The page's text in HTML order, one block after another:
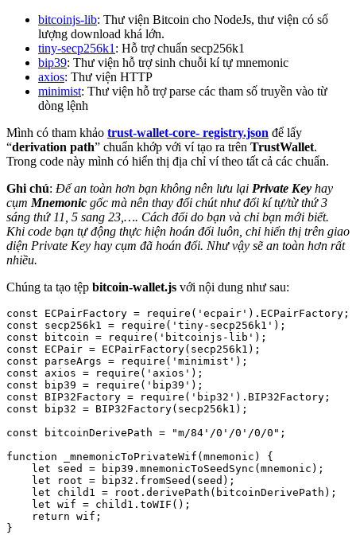
bitcoinjs-lib: Thư viện Bitcoin cho NodeJs, thư viện có số
lượng download khá lớn.
tiny-secp256k1 : Hỗ trợ chuẩn secp256k1
bip39: Thư viện hỗ trợ sinh chuỗi kí tự mnemonic
axios: Thư viện HTTP
minimist: Thư viện hỗ trợ parse các tham số truyền vào từ
dòng lệnh
Mình có tham khảo trust-wallet-core- registry.json để lấy
“derivation path” chuẩn khớp với ví tạo ra trên TrustWallet.
Trong code này mình có hiển thị địa chỉ ví theo tất cả các chuẩn.
Ghi chú: Để an toàn hơn bạn không nên lưu lại Private Key hay
cụm Mnemonic gốc mà nên thay đổi chút như đổi kí tự/từ thứ 3
sáng thứ 11, 5 sang 23,…. Cách đổi do bạn và chỉ bạn mới biết.
Khi code bạn tự động thực hiện hoán đổi luôn, chỉ hiển thị trên giao
diện Private Key hay cụm đã hoán đổi. Như vậy sẽ an toàn hơn rất
nhiều.
Chúng ta tạo tệp bitcoin-wallet.js với nội dung như sau:
const ECPairFactory = require('ecpair').ECPairFactory;
const secp256k1 = require('tiny-secp256k1');
const bitcoin = require('bitcoinjs-lib');
const ECPair = ECPairFactory(secp256k1);
const parseArgs = require('minimist');
const axios = require('axios');
const bip39 = require('bip39');
const BIP32Factory = require('bip32').BIP32Factory;
const bip32 = BIP32Factory(secp256k1);
const bitcoinDerivePath = "m/84'/0'/0'/0/0";
function _mnemonicToPrivateWif(mnemonic) {
    let seed = bip39.mnemonicToSeedSync(mnemonic);
    let root = bip32.fromSeed(seed);
    let child1 = root.derivePath(bitcoinDerivePath);
    let wif = child1.toWIF();
    return wif;
}